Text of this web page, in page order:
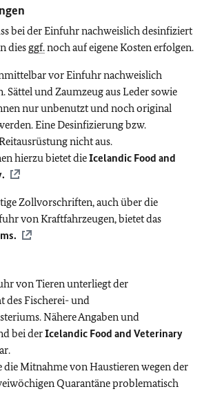
bei der Einfuhr nachweislich desinfiziert
dies ggf.noch auf eigene Kosten erfolgen.
vor Einfuhr nachweislich
Sättel und Zaumzeug aus Leder sowie
nur unbenutzt und noch original
Eine Desinfizierung bzw.
nicht aus.
hierzu bietet dieIcelandic Food and
Zollvorschriften, auch über die
von Kraftfahrzeugen, bietet das
von Tieren unterliegt der
des Fischerei- und
Nähere Angaben und
bei derIcelandic Food and Veterinary
Mitnahme von Haustieren wegen der
Quarantäne problematisch